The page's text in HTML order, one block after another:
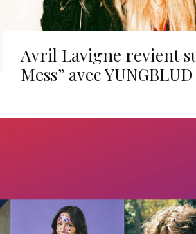
Avril Lavigne revient
Mess” avec YUNGBLUD